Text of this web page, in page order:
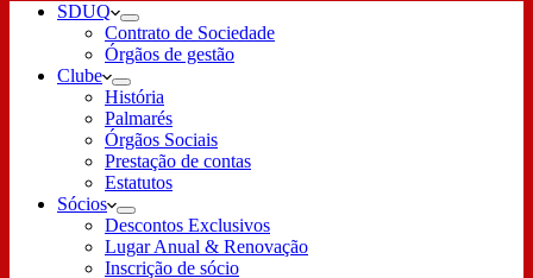
SDUQ
Contrato de Sociedade
Órgãos de gestão
Clube
História
Palmarés
Órgãos Sociais
Prestação de contas
Estatutos
Sócios
Descontos Exclusivos
Lugar Anual & Renovação
Inscrição de sócio